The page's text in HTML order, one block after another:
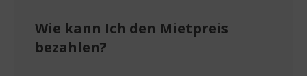
Wie kann Ich den Mietpreis
bezahlen?